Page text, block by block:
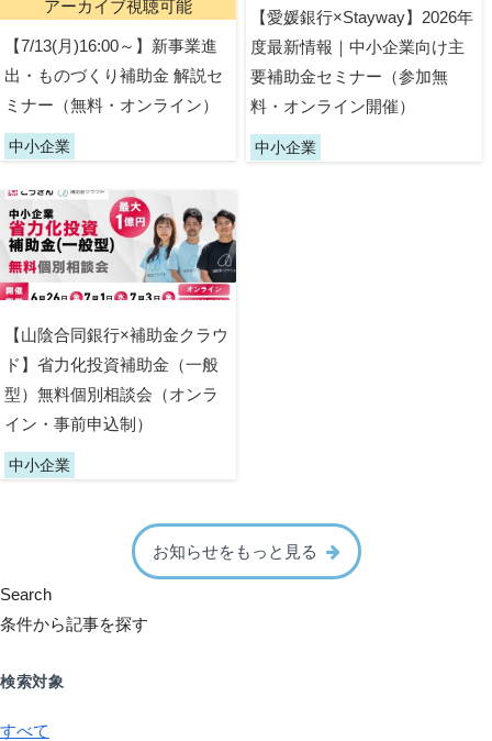
アーカイブ視聴可能
【7/13(月)16:00～】新事業進
出・ものづくり補助金 解説セ
ミナー（無料・オンライン）
中小企業
【愛媛銀行×Stayway】2026年
度最新情報｜中小企業向け主
要補助金セミナー（参加無
料・オンライン開催）
中小企業
【山陰合同銀行×補助金クラウ
ド】省力化投資補助金（一般
型）無料個別相談会（オンラ
イン・事前申込制）
中小企業
お知らせをもっと見る
Search
条件から記事を探す
検索対象
すべて